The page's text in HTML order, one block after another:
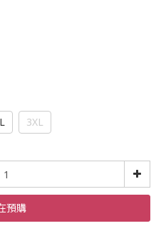
3XL
預購